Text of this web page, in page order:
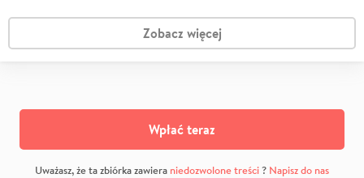
Zobacz więcej
Wpłać teraz
Uważasz, że ta zbiórka zawiera niedozwolone treści? Napisz do nas